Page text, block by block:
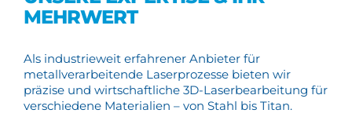
MEHRWERT
Als industrieweit erfahrener Anbieter für
metallverarbeitende Laserprozesse bieten wir
präzise und wirtschaftliche 3D-Laserbearbeitung für
verschiedene Materialien – von Stahl bis Titan.